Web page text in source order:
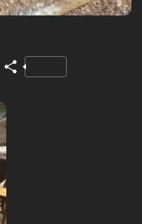
GmailPartager